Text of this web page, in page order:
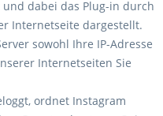
dabei das Plug-in durch
Internetseite dargestellt.
sowohl Ihre IP-Adresse
Internetseiten Sie
ordnet Instagram